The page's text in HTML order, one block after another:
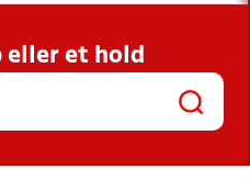
OG NYHEDER
KLUBBER OG
eller et hold